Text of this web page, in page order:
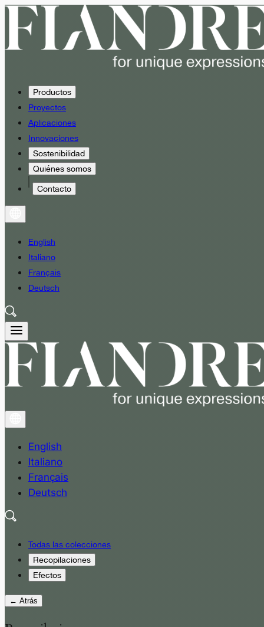
Productos
Proyectos
Aplicaciones
Innovaciones
Sostenibilidad
Quiénes somos
Contacto
English
Italiano
Français
Deutsch
English
Italiano
Français
Deutsch
Todas las colecciones
Recopilaciones
Efectos
← Atrás